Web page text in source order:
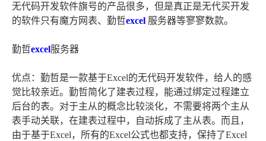
无代码开发软件旗号的产品很多，但是真正是无代买开发
的软件只有魔方网表、勤哲excel 服务器等寥寥数款。
勤哲excel服务器
优点：勤哲是一款基于Excel的无代码开发软件，给人的感
觉比较亲近。勤哲简化了建表过程，能通过绑定过程建立
后台的表。对于主从的概念比较淡化，不需要将两个主从
表手动关联，在建表过程中，自动拆成了主从表。而且，
由于基于Excel，所有的Excel公式也都支持，保持了Excel